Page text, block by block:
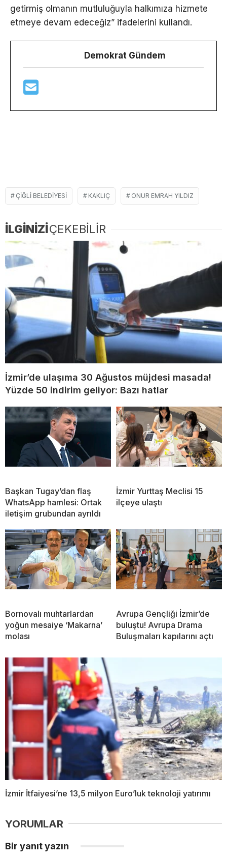
getirmiş olmanın mutluluğuyla halkımıza hizmete
etmeye devam edeceğiz” ifadelerini kullandı.
Demokrat Gündem
ÇIĞLI BELEDIYESI KAKLIÇ ONUR EMRAH YILDIZ
İLGİNİZİÇEKEBİLİR
İzmir’de ulaşıma 30 Ağustos müjdesi masada!
Yüzde 50 indirim geliyor: Bazı hatlar
Başkan Tugay’dan flaş
WhatsApp hamlesi: Ortak
iletişim grubundan ayrıldı
İzmir Yurttaş Meclisi 15
ilçeye ulaştı
Bornovalı muhtarlardan
yoğun mesaiye ‘Makarna’
molası
Avrupa Gençliği İzmir’de
buluştu! Avrupa Drama
Buluşmaları kapılarını açtı
İzmir İtfaiyesi’ne 13,5 milyon Euro’luk teknoloji yatırımı
YORUMLAR
Bir yanıt yazın